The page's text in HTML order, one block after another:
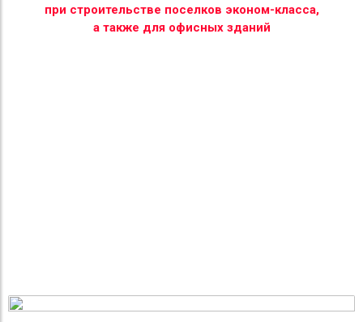
при строительстве поселков эконом-класса,
а также для офисных зданий